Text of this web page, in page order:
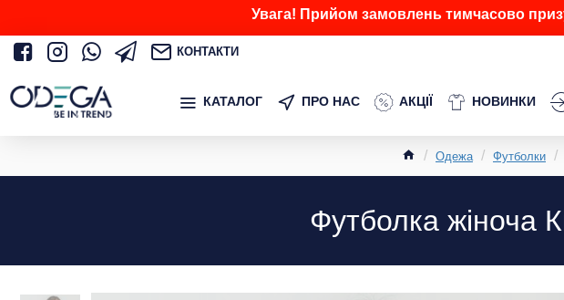
Увага! Прийом замовлень тимчасово
КОНТАКТИ
КАТАЛОГ ПРО НАС АКЦІЇ НОВИНКИ
Одежа Футболки
Футболка жіноча